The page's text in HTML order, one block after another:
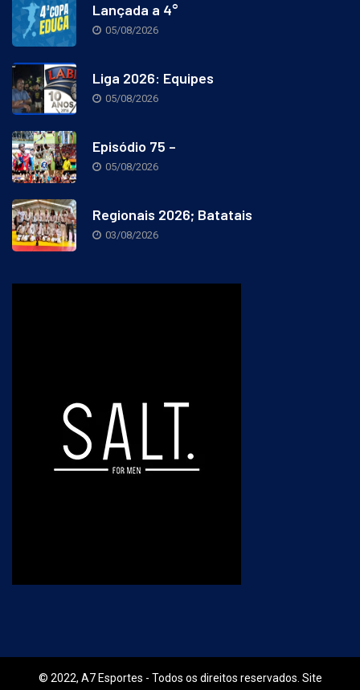
Lançada a 4°
05/08/2026
Liga 2026: Equipes
05/08/2026
Episódio 75 –
05/08/2026
Regionais 2026; Batatais
03/08/2026
© 2022, A7 Esportes - Todos os direitos reservados. Site